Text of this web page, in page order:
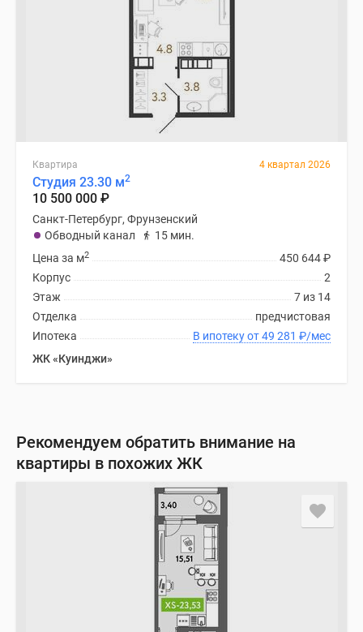
Квартира 4 квартал 2026
Студия 23.30 м2
10 500 000 ₽
Санкт-Петербург, Фрунзенский
Обводный канал
15 мин.
450 644₽
Цена за м2
2
Корпус
7 из 14
Этаж
предчистовая
Отделка
В ипотеку от 49 281 ₽/мес
Ипотека
ЖК «Куинджи»
Рекомендуем обратить внимание на
квартиры в похожих ЖК